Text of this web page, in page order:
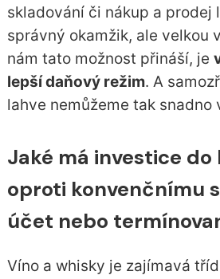
skladování či nákup a prodej
správný okamžik, ale velkou
nám tato možnost přináší, je
lepší daňový režim. A
lahve nemůžeme tak snadno
Jaké má investice
oproti konvenčnímu
účet nebo
Víno a whisky je zajímavá